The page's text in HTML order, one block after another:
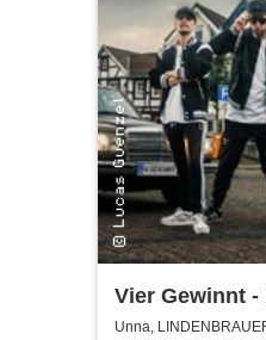
Vier Gewinnt -
Tributeband
Unna,